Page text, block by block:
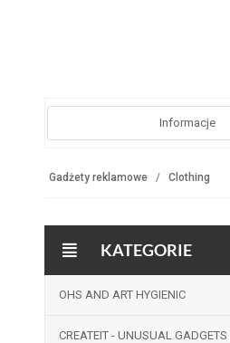
Informacje
Gadżety reklamowe Clothing
KATEGORIE
OHS AND ART HYGIENIC
CREATEIT - UNUSUAL GADGETS